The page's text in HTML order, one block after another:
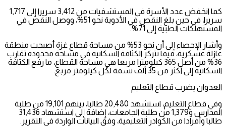
كما انخفض عدد الأسرة في المستشفيات من 3,412 سريرا إلى 1,717
سريرا، في حين بلغ النقص في الأدوية نحو 51%، ووصل النقص في
المستهلكات الطبية إلى 71%.
وأشار الإحصاء إلى أن نحو 53% من مساحة قطاع غزة أصبحت منطقة
عازلة عسكرية، فيما تتركز الكثافة السكانية في مساحة محدودة تقارب
36% من أصل 365 كيلومترا مربعا هي مساحة القطاع، ما رفع الكثافة
السكانية إلى أكثر من 35 ألف نسمة لكل كيلومتر مربع.
العدوان يضرب قطاع التعليم
وفي قطاع التعليم، استشهد 20,480 طالبا، بينهم 19,101 من طلبة
المدارس و1,379 من طلبة الجامعات، إضافة إلى استشهاد 31,436
طالبا وأفرادا من الكوادر التعليمية، وفق البيانات الواردة في التقرير.